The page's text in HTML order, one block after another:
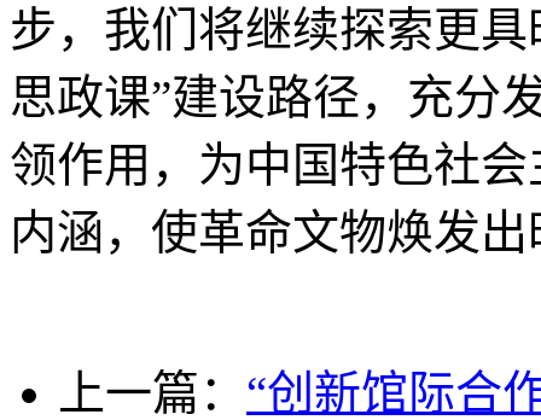
步，我们将继续探索更
思政课”建设路径，充分
领作用，为中国特色社
内涵，使革命文物焕发
上一篇： “创新馆际合